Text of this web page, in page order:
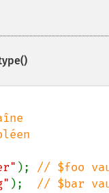
);
); // $bar